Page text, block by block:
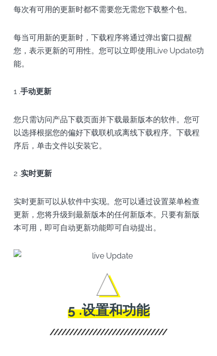
每次有可用的更新时都不需要您无需您下载整个包。
每当可用新的更新时，下载程序将通过弹出窗口提醒
您，表示更新的可用性。您可以立即使用Live Update功
能。
1 .手动更新
您只需访问产品下载页面并下载最新版本的软件。您可
以选择根据您的偏好下载联机或离线下载程序。下载程
序后，单击文件以安装它。
2 .实时更新
实时更新可以从软件中实现。您可以通过设置菜单检查
更新，您将升级到最新版本的任何新版本。只要有新版
本可用，即可自动更新功能即可自动提出。
5 .设置和功能